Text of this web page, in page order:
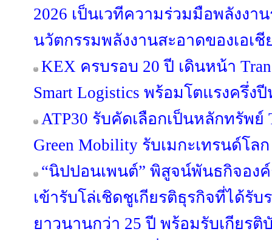
2026 เป็นเวทีความร่วมมือพลังง
นวัตกรรมพลังงานสะอาดของเอเชี
KEX ครบรอบ 20 ปี เดินหน้า
Smart Logistics พร้อมโตแรงครึ่งปี
ATP30 รับคัดเลือกเป็นหลักทรัพย์
Green Mobility รับเมกะเทรนด์โลก
“นิปปอนเพนต์” พิสูจน์พันธกิจอง
เข้ารับโล่เชิดชูเกียรติธุรกิจที่ได้รับ
ยาวนานกว่า 25 ปี พร้อมรับเกียรติ